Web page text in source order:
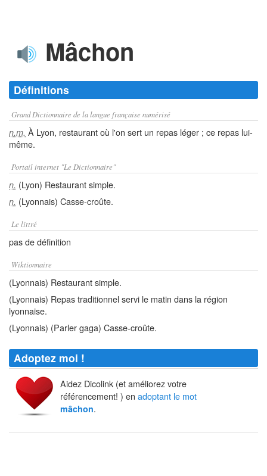
Mâchon
Définitions
Grand Dictionnaire de la langue française numérisé
n.m. À Lyon, restaurant où l'on sert un repas léger ; ce repas lui-
même.
Portail internet "Le Dictionnaire"
n. (Lyon) Restaurant simple.
n. (Lyonnais) Casse-croûte.
Le littré
pas de définition
Wiktionnaire
(Lyonnais) Restaurant simple.
(Lyonnais) Repas traditionnel servi le matin dans la région
lyonnaise.
(Lyonnais) (Parler gaga) Casse-croûte.
Adoptez moi !
Aidez Dicolink (et améliorez votre
référencement! ) en adoptant le mot
mâchon.